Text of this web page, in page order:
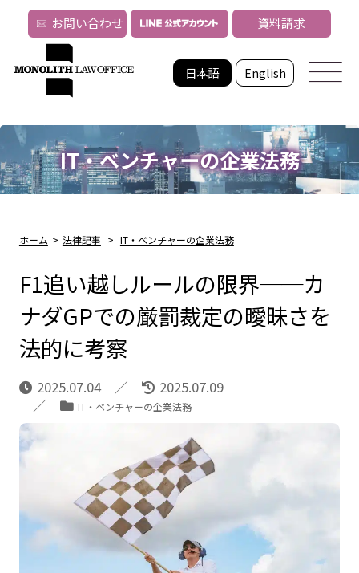
日本語 English
お問い合わせ 資料請求
IT・ベンチャーの企業法務
ホーム > 法律記事 > IT・ベンチャーの企業法務
F1追い越しルールの限界──カ
ナダGPでの厳罰裁定の曖昧さを
法的に考察
2025.07.04 2025.07.09
IT・ベンチャーの企業法務